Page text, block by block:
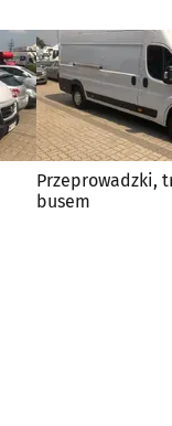
Przeprowadzki,
busem